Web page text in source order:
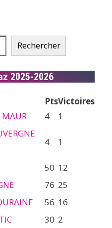
Rechercher
2025-2026
PtsVictoires
MAUR 4 1
4 1
50 12
76 25
56 16
30 2